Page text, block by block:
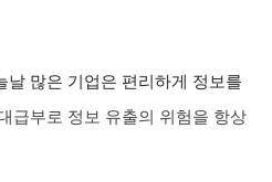
날 많은 기업은 편리하게 정보를
급부로 정보 유출의 위험을 항상